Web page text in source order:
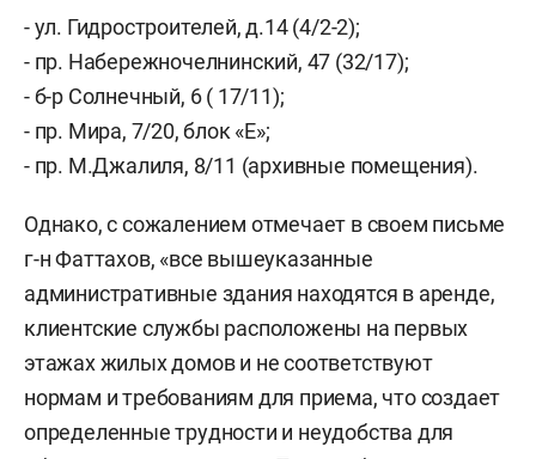
- ул. Гидростроителей, д.14 (4/2-2);
- пр. Набережночелнинский, 47 (32/17);
- б-р Солнечный, 6 ( 17/11);
- пр. Мира, 7/20, блок «Е»;
- пр. М.Джалиля, 8/11 (архивные помещения).
Однако, с сожалением отмечает в своем письме
г-н Фаттахов, «все вышеуказанные
административные здания находятся в аренде,
клиентские службы расположены на первых
этажах жилых домов и не соответствуют
нормам и требованиям для приема, что создает
определенные трудности и неудобства для